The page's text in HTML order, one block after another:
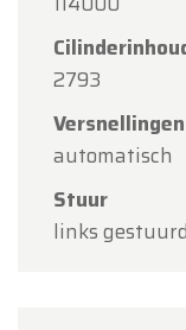
2793
Versnellingen
automatisch
Stuur
links gestuurd
Bedankt voor
Team